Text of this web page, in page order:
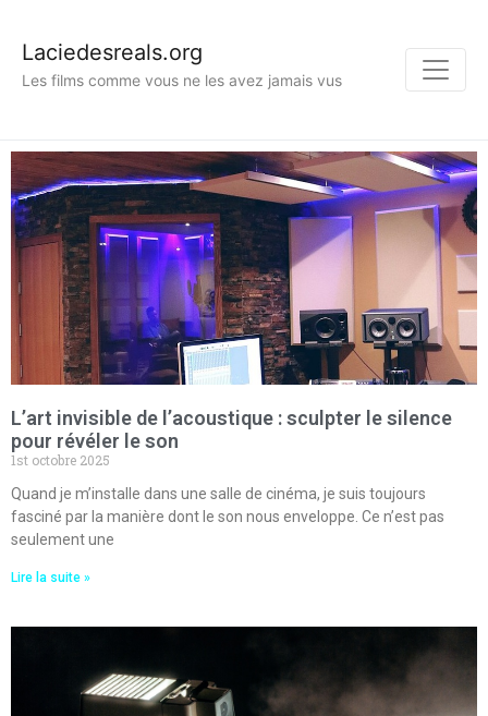
Laciedesreals.org
Les films comme vous ne les avez jamais vus
L’art invisible de l’acoustique : sculpter le silence
pour révéler le son
1st octobre 2025
Quand je m’installe dans une salle de cinéma, je suis toujours
fasciné par la manière dont le son nous enveloppe. Ce n’est pas
seulement une
Lire la suite »